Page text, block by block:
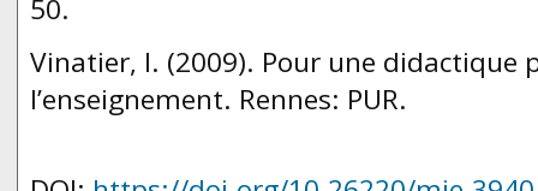
50.
Vinatier, I. (2009). Pour une didactique
l’enseignement. Rennes: PUR.